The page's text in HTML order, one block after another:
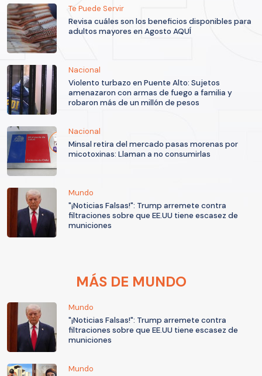
Te Puede Servir
Revisa cuáles son los beneficios disponibles para
adultos mayores en Agosto AQUÍ
Nacional
Violento turbazo en Puente Alto: Sujetos
amenazaron con armas de fuego a familia y
robaron más de un millón de pesos
Nacional
Minsal retira del mercado pasas morenas por
micotoxinas: Llaman a no consumirlas
Mundo
"¡Noticias Falsas!": Trump arremete contra
filtraciones sobre que EE.UU tiene escasez de
municiones
MÁS DE MUNDO
Mundo
"¡Noticias Falsas!": Trump arremete contra
filtraciones sobre que EE.UU tiene escasez de
municiones
Mundo